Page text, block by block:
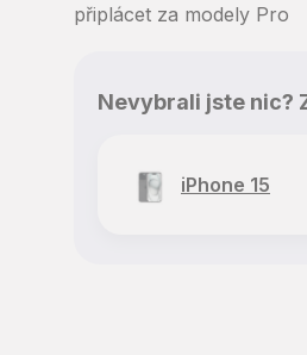
připlácet za modely Pro
Nevybrali jste nic?
iPhone 15